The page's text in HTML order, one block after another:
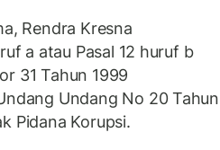
Rendra Kresna
a atau Pasal 12 huruf b
31 Tahun 1999
Undang No 20 Tahun
Pidana Korupsi.